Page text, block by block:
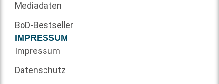
Mediadaten
BoD-Bestseller
IMPRESSUM
Impressum
Datenschutz